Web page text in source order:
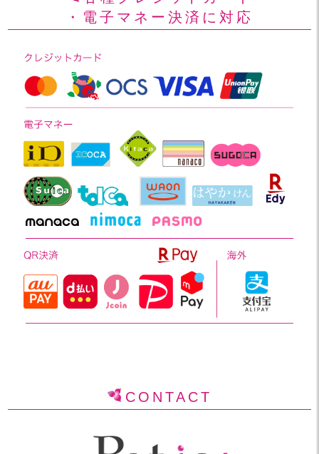
・電子マネー決済に対応
CONTACT